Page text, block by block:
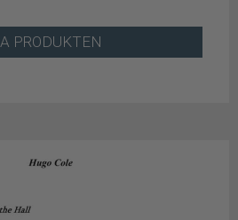
PRODUKTEN